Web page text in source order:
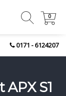
0171 - 6124207
0
0
S1